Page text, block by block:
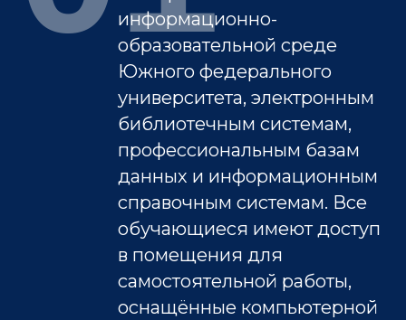
информационно-
образовательной среде
Южного федерального
университета, электронным
библиотечным системам,
профессиональным базам
данных и информационным
справочным системам. Все
обучающиеся имеют доступ
в помещения для
самостоятельной работы,
оснащённые компьютерной